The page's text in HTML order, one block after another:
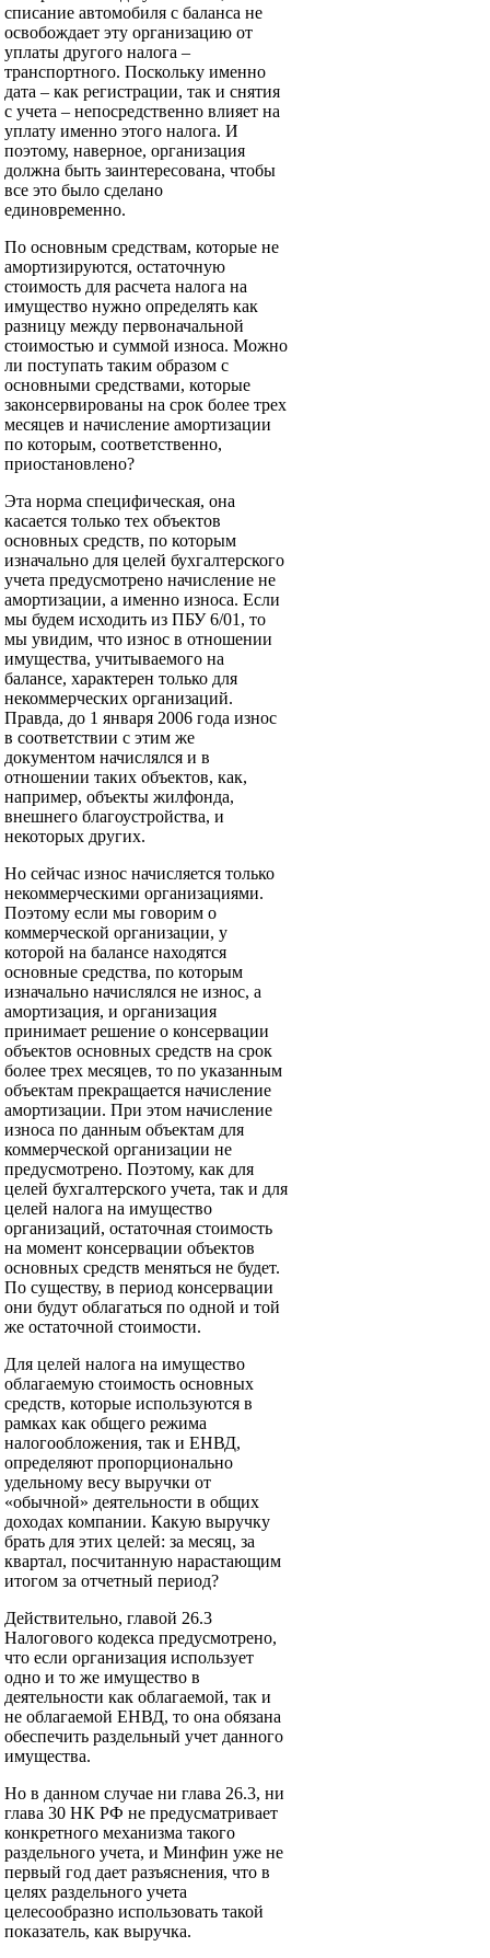
списание автомобиля с баланса не
освобождает эту организацию от
уплаты другого налога –
транспортного. Поскольку именно
дата – как регистрации, так и снятия
с учета – непосредственно влияет на
уплату именно этого налога. И
поэтому, наверное, организация
должна быть заинтересована, чтобы
все это было сделано
единовременно.
По основным средствам, которые не
амортизируются, остаточную
стоимость для расчета налога на
имущество нужно определять как
разницу между первоначальной
стоимостью и суммой износа. Можно
ли поступать таким образом с
основными средствами, которые
законсервированы на срок более трех
месяцев и начисление амортизации
по которым, соответственно,
приостановлено?
Эта норма специфическая, она
касается только тех объектов
основных средств, по которым
изначально для целей бухгалтерского
учета предусмотрено начисление не
амортизации, а именно износа. Если
мы будем исходить из ПБУ 6/01, то
мы увидим, что износ в отношении
имущества, учитываемого на
балансе, характерен только для
некоммерческих организаций.
Правда, до 1 января 2006 года износ
в соответствии с этим же
документом начислялся и в
отношении таких объектов, как,
например, объекты жилфонда,
внешнего благоустройства, и
некоторых других.
Но сейчас износ начисляется только
некоммерческими организациями.
Поэтому если мы говорим о
коммерческой организации, у
которой на балансе находятся
основные средства, по которым
изначально начислялся не износ, а
амортизация, и организация
принимает решение о консервации
объектов основных средств на срок
более трех месяцев, то по указанным
объектам прекращается начисление
амортизации. При этом начисление
износа по данным объектам для
коммерческой организации не
предусмотрено. Поэтому, как для
целей бухгалтерского учета, так и для
целей налога на имущество
организаций, остаточная стоимость
на момент консервации объектов
основных средств меняться не будет.
По существу, в период консервации
они будут облагаться по одной и той
же остаточной стоимости.
Для целей налога на имущество
облагаемую стоимость основных
средств, которые используются в
рамках как общего режима
налогообложения, так и ЕНВД,
определяют пропорционально
удельному весу выручки от
«обычной» деятельности в общих
доходах компании. Какую выручку
брать для этих целей: за месяц, за
квартал, посчитанную нарастающим
итогом за отчетный период?
Действительно, главой 26.3
Налогового кодекса предусмотрено,
что если организация использует
одно и то же имущество в
деятельности как облагаемой, так и
не облагаемой ЕНВД, то она обязана
обеспечить раздельный учет данного
имущества.
Но в данном случае ни глава 26.3, ни
глава 30 НК РФ не предусматривает
конкретного механизма такого
раздельного учета, и Минфин уже не
первый год дает разъяснения, что в
целях раздельного учета
целесообразно использовать такой
показатель, как выручка.